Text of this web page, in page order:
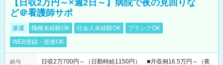
【日収2万円～×週2日～】病院で夜の見回りな
ど＠看護師サポ
派遣 職種未経験OK 社会人未経験OK
ブランクOK
WEB登録・面接OK
給与
日収2万700円～（日勤時給1150円） ■月収例16.5万円～（夜